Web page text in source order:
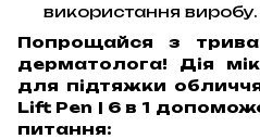
використання виробу.
Попрощайся з
дерматолога! Дія
для підтяжки
Lift Pen | 6 в 1
питання: